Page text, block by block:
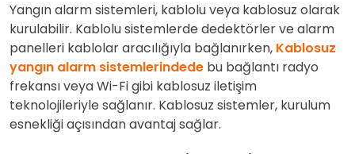
Yangın alarm sistemleri, kablolu veya kablosuz olarak
kurulabilir. Kablolu sistemlerde dedektörler ve alarm
panelleri kablolar aracılığıyla bağlanırken, Kablosuz
yangın alarm sistemlerindede bu bağlantı radyo
frekansı veya Wi-Fi gibi kablosuz iletişim
teknolojileriyle sağlanır. Kablosuz sistemler, kurulum
esnekliği açısından avantaj sağlar.